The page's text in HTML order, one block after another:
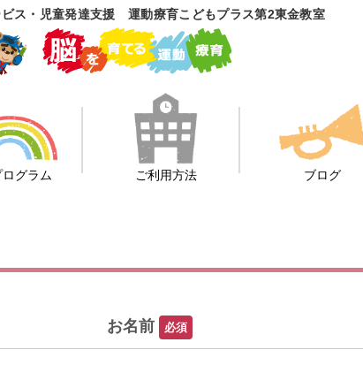
ス・児童発達支援 運動療育こどもプラス第2東金教室
グラム ご利用方法 ブログ
お名前